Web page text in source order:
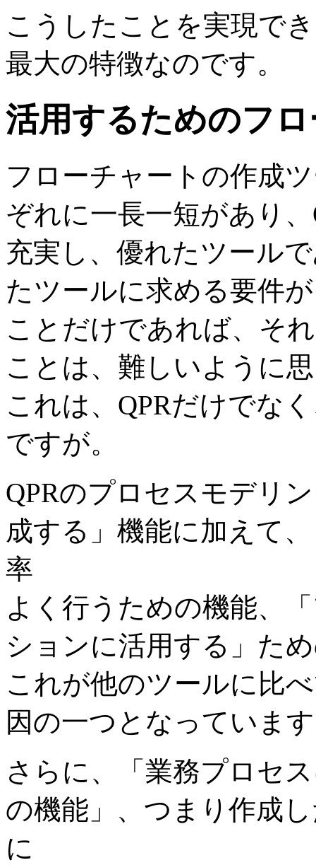
こうしたことを実現でき
最大の特徴なのです。
活用するためのフ
フローチャートの作成
ぞれに一長一短があり
充実し、優れたツール
たツールに求める要件
ことだけであれば、そ
ことは、難しいように
これは、QPRだけでな
ですが。
QPRのプロセスモデリ
成する」機能に加えて
率
よく行うための機能、
ションに活用する」た
これが他のツールに比
因の一つとなっていま
さらに、「業務プロセ
の機能」、つまり作成
に